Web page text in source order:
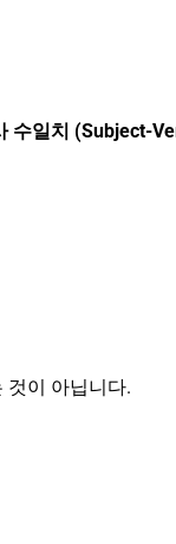
수일치 (Subject-
것이 아닙니다.